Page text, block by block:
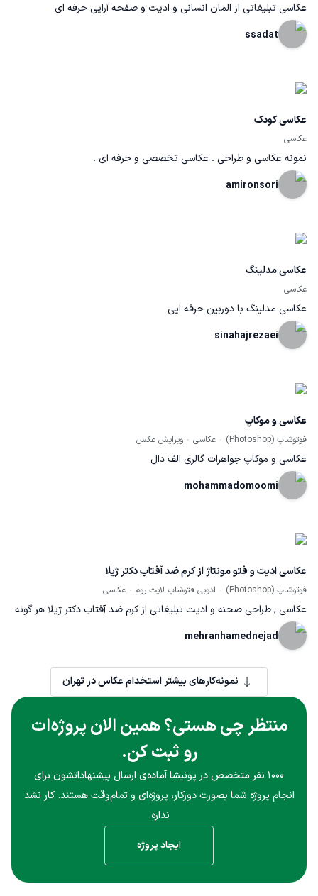
عکاسی تبلیغاتی از المان انسانی و ادیت و صفحه آرایی حرفه ای
ssadat
عکاسی کودک
عکاسی
نمونه عکاسی و طراحی . عکاسی تخصصی و حرفه ای .
amironsori
عکاسی مدلینگ
عکاسی
عکاسی مدلینگ با دوربین حرفه ایی
sinahajrezaei
عکاسی و موکاپ
فوتوشاپ (Photoshop) عکاسی ویرایش عکس
عکاسی و موکاپ جواهرات گالری الف دال
mohammadomoomi
عکاسی ادیت و فتو مونتاژ از کرم ضد آفتاب دکتر ژیلا
فوتوشاپ (Photoshop) ادوبی فتوشاپ لایت روم عکاسی
عکاسی , طراحی صحنه و ادیت تبلیغاتی از کرم ضد آفتاب دکتر ژیلا هر گونه
اسفاده از این عکس در تبلیغات مجله ای ,عمومی , شبکه مجازی -بدون
و قابل پیگیری توسط مراجع قضایی می باشد.
mehranhamednejad
نمونه‌کارهای بیشتر استخدام عکاس در تهران
منتظر چی هستی؟ همین الان پروژه‌ات
رو ثبت کن.
۱۰۰۰ نفر متخصص در پونیشا آماده‌ی ارسال پیشنهاداتشون برای
انجام پروژه شما بصورت دورکار، پروژه‌ای و تمام‌وقت هستند. کار نشد
نداره.
ایجاد پروژه